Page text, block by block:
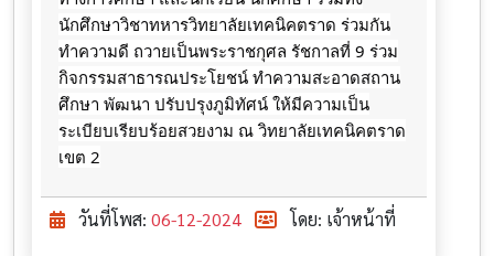
นักศึกษาวิชาทหารวิทยาลัยเทคนิคตราด ร่วมกัน
ทำความดี ถวายเป็นพระราชกุศล รัชกาลที่ 9 ร่วม
กิจกรรมสาธารณประโยชน์ ทำความสะอาดสถาน
ศึกษา พัฒนา ปรับปรุงภูมิทัศน์ ให้มีความเป็น
ระเบียบเรียบร้อยสวยงาม ณ วิทยาลัยเทคนิคตราด
เขต 2
วันที่โพส: 06-12-2024 โดย: เจ้าหน้าที่